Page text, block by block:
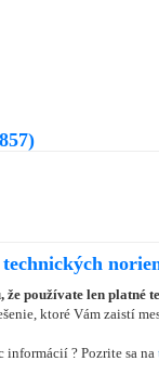
že používate len platné
ktoré Vám zaistí
informácií ? Pozrite sa na